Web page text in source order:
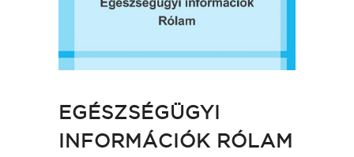
EGÉSZSÉGÜGYI
INFORMÁCIÓK RÓLAM